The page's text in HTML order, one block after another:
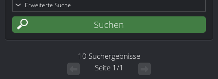
Erweiterte Suche
10 Suchergebnisse
Seite 1/1